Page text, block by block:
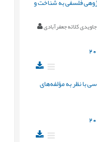
کلاته جعفرآبادی
نظر به مؤلفه‌های